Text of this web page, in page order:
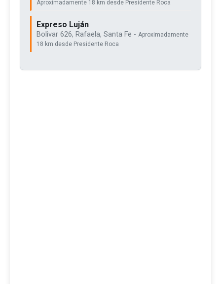
Aproximadamente 18 km desde Presidente Roca
Expreso Luján
Bolivar 626, Rafaela, Santa Fe - Aproximadamente
18 km desde Presidente Roca